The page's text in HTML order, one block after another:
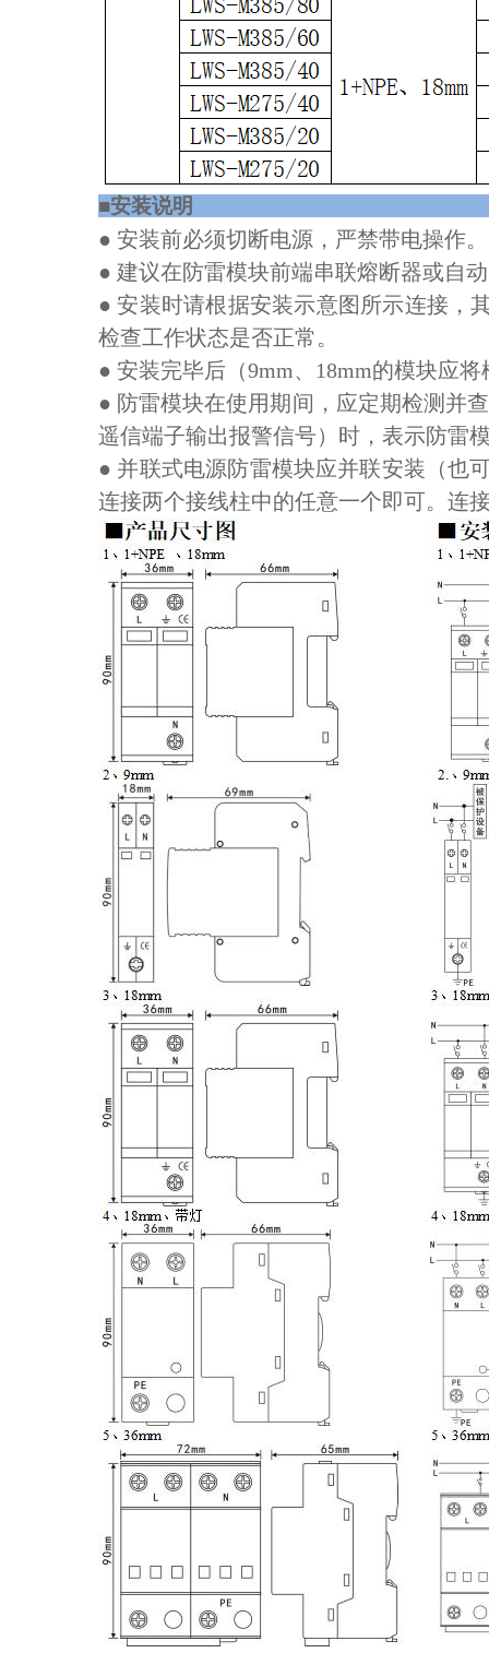
■安装
● 安装前必须切断电源，严禁带电操作。
● 建议在防雷模块前端串联熔断器或自
● 安装时请根据安装示意图所示连接，
检查工作状态是否正常。
● 安装完毕后（9mm、18mm的模块应
● 防雷模块在使用期间，应定期检测并
遥信端子输出报警信号）时，表示防雷
● 并联式电源防雷模块应并联安装（也
连接两个接线柱中的任意一个即可。连